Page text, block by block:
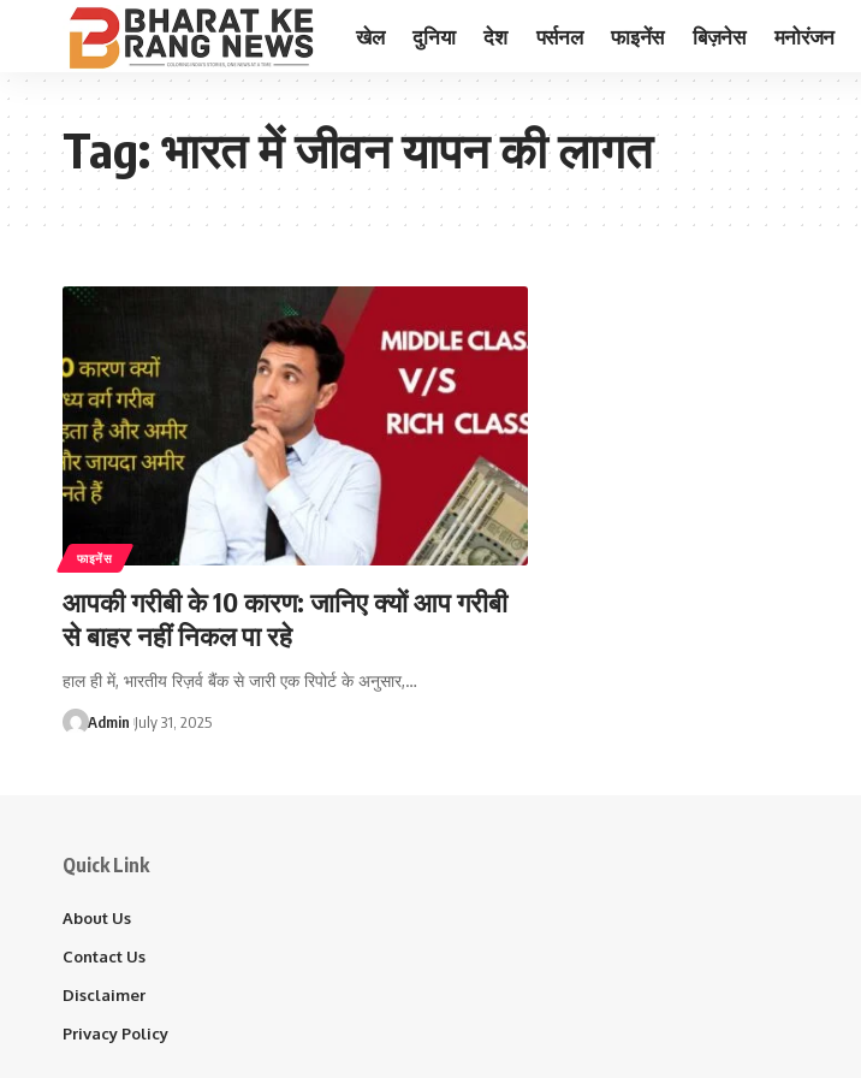
खेल दुनिया देश पर्सनल फाइनेंस बिज़नेस मनोरंजन
Tag:भारत में जीवन यापन की लागत
फाइनेंस
आपकी गरीबी के 10 कारण: जानिए क्यों आप गरीबी
से बाहर नहीं निकल पा रहे
हाल ही में, भारतीय रिज़र्व बैंक से जारी एक रिपोर्ट के अनुसार,…
Admin July 31, 2025
Quick Link
About Us
Contact Us
Disclaimer
Privacy Policy